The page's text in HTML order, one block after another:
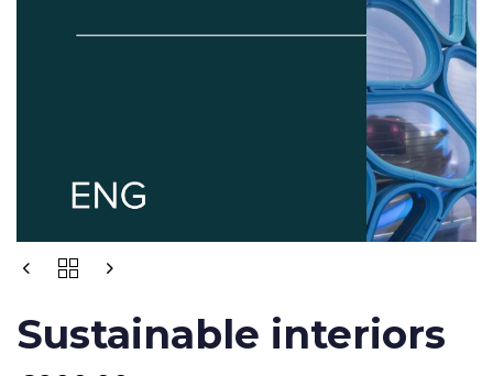
Sustainable interiors